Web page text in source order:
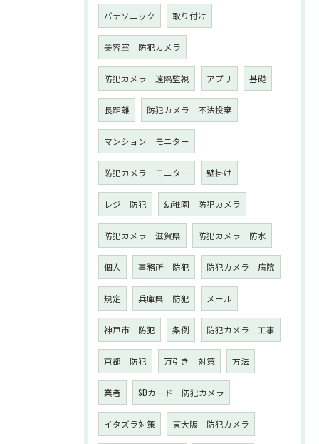
パナソニック 取り付け
美容室 防犯カメラ
防犯カメラ 遠隔監視 アプリ 基礎
長距離 防犯カメラ 不法投棄
マンション モニター
防犯カメラ モニター 壁掛け
レジ 防犯 幼稚園 防犯カメラ
防犯カメラ 滋賀県 防犯カメラ 防水
個人 事務所 防犯 防犯カメラ 病院
規定 兵庫県 防犯 メール
神戸市 防犯 条例 防犯カメラ 工事
京都 防犯 万引き 対策 方法
業者 SDカード 防犯カメラ
イタズラ対策 東大阪 防犯カメラ